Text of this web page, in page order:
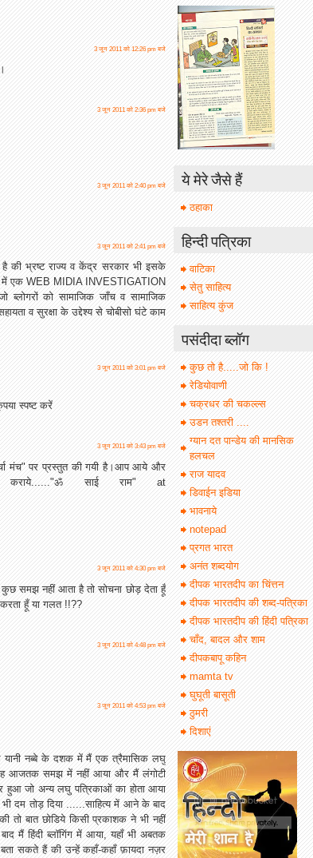
3 जून 2011 को 12:26 pm बजे
3 जून 2011 को 2:36 pm बजे
3 जून 2011 को 2:40 pm बजे
3 जून 2011 को 2:41 pm बजे
है की भ्रष्ट राज्य व केंद्र सरकार भी इसके
में एक WEB MIDIA INVESTIGATION
को सामाजिक जाँच व सामाजिक
व सुरक्षा के उद्देश्य से चोबीसो घंटे काम
3 जून 2011 को 3:01 pm बजे
स्पष्ट करें
3 जून 2011 को 3:43 pm बजे
मंच" पर प्रस्तुत की गयी है।आप आये और
साई राम" at
3 जून 2011 को 4:30 pm बजे
समझ नहीं आता है तो सोचना छोड़ देता हूँ
हूँ या गलत !!??
3 जून 2011 को 4:48 pm बजे
3 जून 2011 को 4:53 pm बजे
नब्बे के दशक में मैं एक त्रैमासिक लघु
यह आजतक समझ में नहीं आया और मैं लंगोटी
हुआ जो अन्य लघु पत्रिकाओं का होता आया
भी दम तोड़ दिया ......साहित्य में आने के बाद
तो बात छोडिये किसी प्रकाशक ने भी नहीं
मैं हिंदी ब्लॉगिंग में आया, यहाँ भी अबतक
सकते हैं की उन्हें कहाँ-कहाँ फ़ायदा नज़र
ये मेरे जैसे हैं
ठहाका
हिन्दी पत्रिका
वाटिका
सेतु साहित्य
साहित्य कुंज
पसंदीदा ब्लॉग
कुछ तो है.....जो कि !
रेडियोवाणी
चक्रधर की चकल्ल्स
उडन तश्तरी ....
ग्यान दत पान्डेय की मानसिक
हलचल
राज यादव
डिवाईन इडिया
भावनाये
notepad
प्रगत भारत
अनंत शब्दयोग
दीपक भारतदीप का चिंत्तन
दीपक भारतदीप की शब्द-पत्रिका
दीपक भारतदीप की हिंदी पत्रिका
चाँद, बादल और शाम
दीपकबापू कहिन
mamta tv
घुघूती बासूती
ठुमरी
दिशाएं